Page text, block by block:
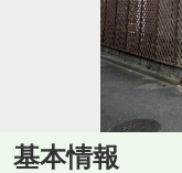
基本情報